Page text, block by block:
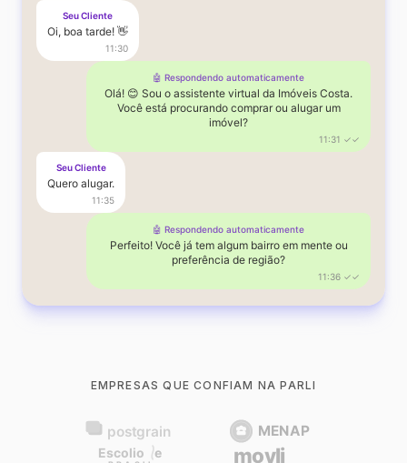
Seu Cliente
Oi, boa tarde! 👋
11:30
🤖 Respondendo automaticamente
Olá! 😊 Sou o assistente virtual da Imóveis Costa.
Você está procurando comprar ou alugar um
imóvel?
11:31 ✓✓
Seu Cliente
Quero alugar.
11:35
🤖 Respondendo automaticamente
Perfeito! Você já tem algum bairro em mente ou
preferência de região?
11:36 ✓✓
EMPRESAS QUE CONFIAM NA PARLI